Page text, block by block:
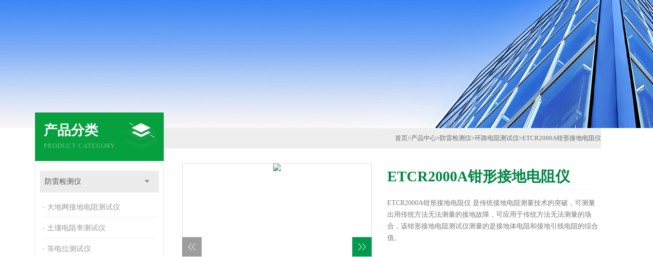
产品分类
PRODUCT CATEGORY
防雷检测仪
大地网接地电阻测试仪
土壤电阻率测试仪
等电位测试仪
首页>产品中心>防雷检测仪>环路电阻测试仪>ETCR2000A钳形接地电阻仪
ETCR2000A钳形接地电阻仪
ETCR2000A钳形接地电阻仪 是传统接地电阻测量技术的突破，可测量
出用传统方法无法测量的接地故障，可应用于传统方法无法测量的场
合，该钳形接地电阻测试仪测量的是接地体电阻和接地引线电阻的综合
值。